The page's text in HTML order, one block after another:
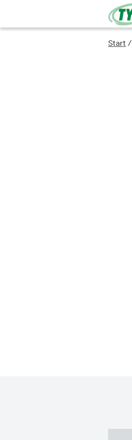
content
Start /